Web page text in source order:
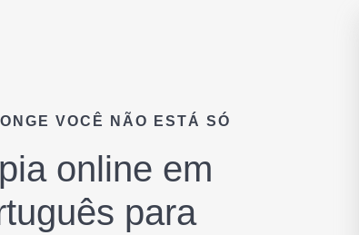
VOCÊ NÃO ESTÁ SÓ
online em
para